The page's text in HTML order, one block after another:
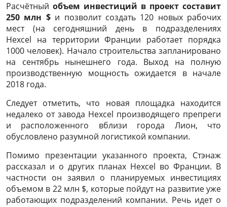
Расчётный объем инвестиций в проект составит
250 млн $и позволит создать 120 новых рабочих
мест (на сегодняшний день в подразделениях
Hexcel на территории Франции работает порядка
1000 человек). Начало строительства запланировано
на сентябрь нынешнего года. Выход на полную
производственную мощность ожидается в начале
2018 года.
Следует отметить, что новая площадка находится
недалеко от завода Hexсel производящего препреги
и расположенного вблизи города Лион, что
обусловлено разумной логистикой компании.
Помимо презентации указанного проекта, Стэнаж
рассказал и о других планах Hexcel во Франции. В
частности он заявил о планируемых инвестициях
объемом в 22 млн $, которые пойдут на развитие уже
работающих подразделений компании. Речь идет о